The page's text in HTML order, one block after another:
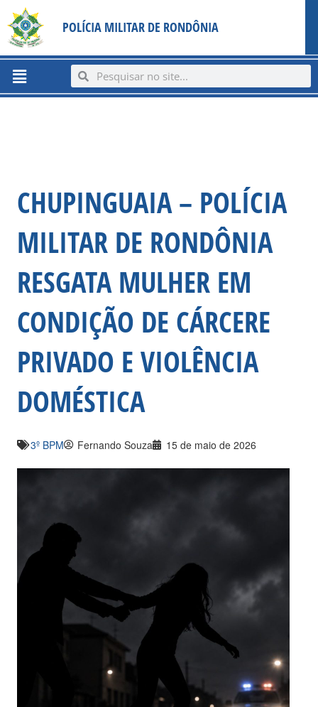
content
para
conteúdo
POLÍCIA MILITAR DE RONDÔNIA
Menu SearchSearch
CHUPINGUAIA – POLÍCIA
MILITAR DE RONDÔNIA
RESGATA MULHER EM
CONDIÇÃO DE CÁRCERE
PRIVADO E VIOLÊNCIA
DOMÉSTICA
3º BPM Fernando Souza 15 de maio de 2026